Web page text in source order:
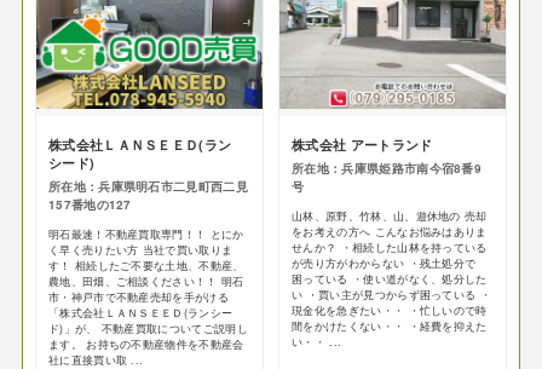
株式会社ＬＡＮＳＥＥＤ(ラン
シード)
所在地：兵庫県明石市二見町西二見
157番地の127
明石最速！不動産買取専門！！ とにか
く早く売りたい方 当社で買い取りま
す！ 相続したご不要な土地、不動産、
農地、田畑、ご相談ください！！ 明石
市・神戸市で不動産売却を手がける
「株式会社ＬＡＮＳＥＥＤ(ランシー
ド)」が、 不動産買取についてご説明し
ます。 お持ちの不動産物件を不動産会
社に直接買い取 ...
株式会社 アートランド
所在地：兵庫県姫路市南今宿8番9
号
山林、原野、竹林、山、遊休地の 売却
をお考えの方へ こんなお悩みはありま
せんか？ ・相続した山林を持っている
が売り方がわからない ・残土処分で
困っている ・使い道がなく、処分した
い ・買い主が見つからず困っている ・
現金化を急ぎたい・・ ・忙しいので時
間をかけたくない・・ ・経費を抑えた
い・・ ...